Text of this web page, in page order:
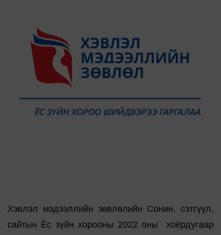
Хэвлэл мэдээллийн зөвлөлийн Сонин, сэтгүүл,
сайтын Ёс зүйн хорооны 2022 оны хоёрдугаар